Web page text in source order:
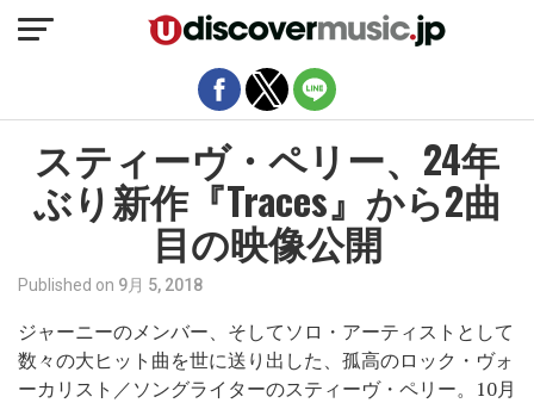
スティーヴ・ペリー、24年
ぶり新作『Traces』から2曲
目の映像公開
Published on 9月 5, 2018
ジャーニーのメンバー、そしてソロ・アーティストとして
数々の大ヒット曲を世に送り出した、孤高のロック・ヴォ
ーカリスト／ソングライターのスティーヴ・ペリー。10月
モバイルバージョンを終了